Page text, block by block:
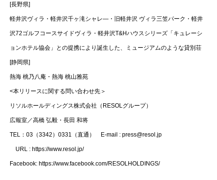
[長野県]
軽井沢ヴィラ・軽井沢千ヶ滝シャレ―・旧軽井沢 ヴィラ三笠パーク・軽井
沢72ゴルフコースサイドヴィラ・軽井沢T&Hハウスシリーズ「キュレーシ
ョンホテル協会」との提携により誕生した、ミュージアムのような貸別荘
[静岡県]
熱海 桃乃八庵・熱海 桃山雅苑
<本リリースに関する問い合わせ先＞
リソルホールディングス株式会社（RESOLグループ）
広報室／高橋 弘毅・長田 和将
TEL：03（3342）0331（直通） E-mail : press@resol.jp
URL : https://www.resol.jp/
Facebook: https://www.facebook.com/RESOLHOLDINGS/